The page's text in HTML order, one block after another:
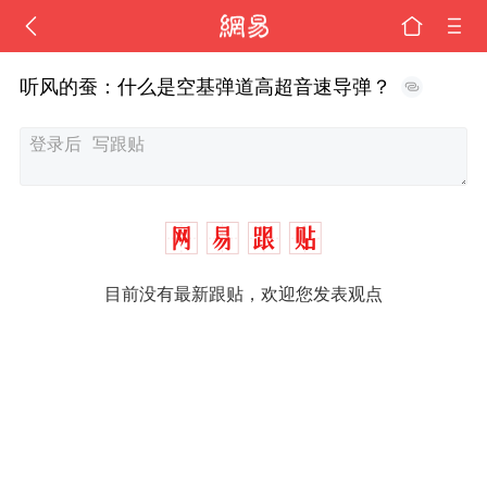
听风的蚕：什么是空基弹道高超音速导弹？
目前没有最新跟贴，欢迎您发表观点